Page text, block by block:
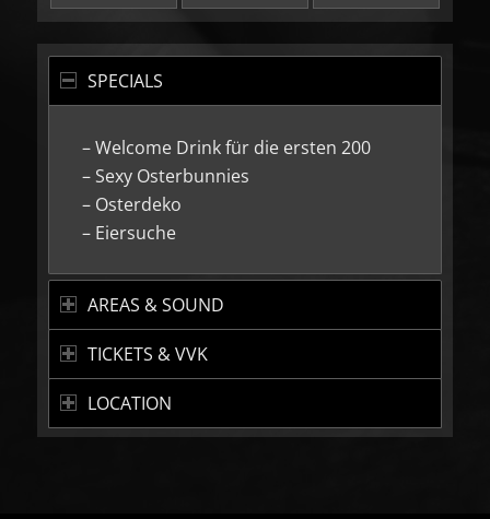
SPECIALS
– Welcome Drink für die ersten 200
– Sexy Osterbunnies
– Osterdeko
– Eiersuche
AREAS & SOUND
TICKETS & VVK
LOCATION